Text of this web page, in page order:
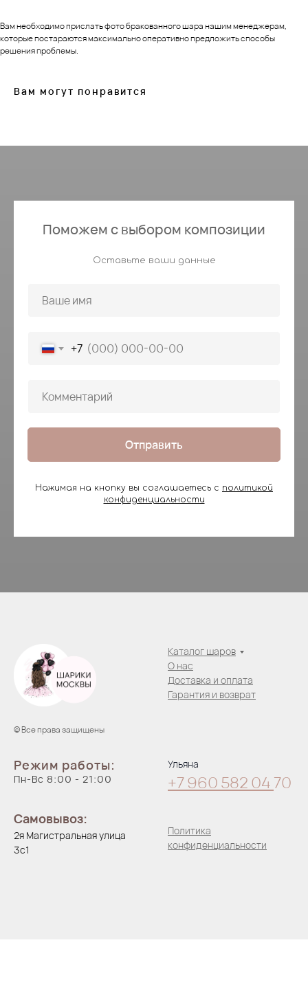
Вам необходимо прислать фото бракованного шара нашим менеджерам,
которые постараются максимально оперативно предложить способы
решения проблемы.
Вам могут понравится
Поможем с выбором композиции
Оставьте ваши данные
+7
Отправить
Нажимая на кнопку вы соглашаетесь с политикой
конфиденциальности
© Все права защищены
Каталог шаров
О нас
Доставка и оплата
Гарантия и возврат
Режим работы:
Пн-Вс 8:00 - 21:00
Самовывоз:
2я Магистральная улица
3с1
Ульяна
+7 960 582 04 70
Политика
конфиденциальности